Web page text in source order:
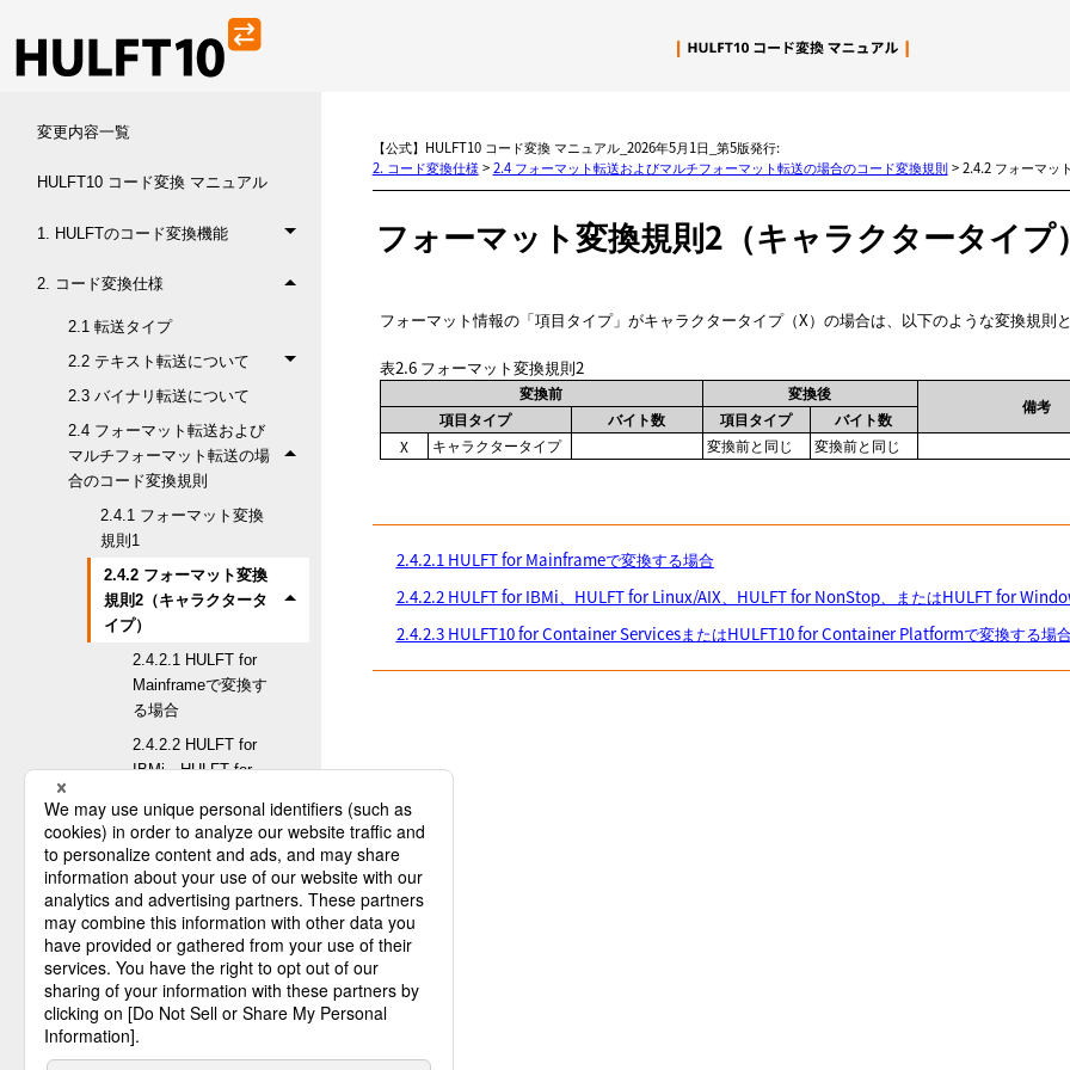
変更内容一覧
HULFT10 コード変換 マニュアル
1. HULFTのコード変換機能
2. コード変換仕様
2.1 転送タイプ
2.2 テキスト転送について
2.3 バイナリ転送について
2.4 フォーマット転送および
マルチフォーマット転送の場
合のコード変換規則
2.4.1 フォーマット変換
規則1
2.4.2 フォーマット変換
規則2（キャラクタータ
イプ）
2.4.2.1 HULFT for
Mainframeで変換す
る場合
2.4.2.2 HULFT for
IBMi、HULFT for
for NonStop、または
HULFT for Windows
で変換する場合
2.4.2.3 HULFT10 for
Container Services
またはHULFT10 for
Container Platformで
変換する場合
2.4.3 フォーマット変換
規則3（サイン付10進数
【公式】HULFT10 コード変換 マニュアル_2026年5月1日_第5版発行:
2. コード変換仕様>2.4 フォーマット転送およびマルチフォーマット転送の場合のコード変換規則>2.4.2 フォーマッ
フォーマット変換規則2（キャラクタータイプ）
フォーマット情報の 項目タイプ がキャラクタータイプ（X）の場合は、以下のような変換規則と
表2.6 フォーマット変換規則2
変換前 変換後
備考
項目タイプ バイト数 項目タイプ
バイト数
X
キャラクタータイプ 変換前と同じ 変換前と同じ
2.4.2.1 HULFT for Mainframeで変換する場合
2.4.2.2 HULFT for IBMi、HULFT for Linux/AIX、HULFT for NonStop、またはHULFT for
2.4.2.3 HULFT10 for Container ServicesまたはHULFT10 for Container Platformで変換する場